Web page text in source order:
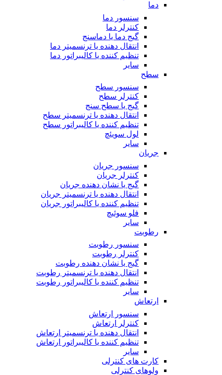
دما
سنسور دما
کنترلر دما
گیج دما یا دماسنج
انتقال دهنده یا ترنسمیتر دما
تنظیم کننده یا کالیبراتور دما
سایر
سطح
سنسور سطح
کنترلر سطح
گیج یا سطح سنج
انتقال دهنده یا ترنسمیتر سطح
تنظیم کننده یا کالیبراتور سطح
لول سویئچ
سایر
جریان
سنسور جریان
کنترلر جریان
گیج یا نشان دهنده جریان
انتقال دهنده یا ترنسمیتر جریان
تنظیم کننده یا کالیبراتور جریان
فلو سوئیچ
سایر
رطوبت
سنسور رطوبت
کنترلر رطوبت
گیج یا نشان دهنده رطوبت
انتقال دهنده یا ترنسمیتر رطوبت
تنظیم کننده یا کالیبراتور رطوبت
سایر
ارتعاش
سنسور ارتعاش
کنترلر ارتعاش
انتقال دهنده یا ترنسمیتر ارتعاش
تنظیم کننده یا کالیبراتور ارتعاش
سایر
کارت های کنترلی
ولوهای کنترلی